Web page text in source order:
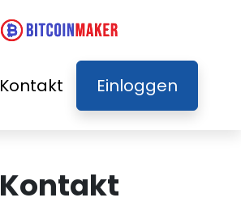
Kontakt Einloggen
Kontakt